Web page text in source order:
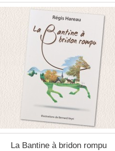
La Bantine à bridon rompu